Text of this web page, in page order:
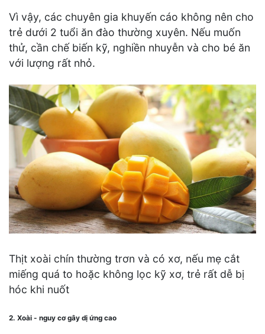
Vì vậy, các chuyên gia khuyến cáo không nên cho
trẻ dưới 2 tuổi ăn đào thường xuyên. Nếu muốn
thử, cần chế biến kỹ, nghiền nhuyễn và cho bé ăn
với lượng rất nhỏ.
Thịt xoài chín thường trơn và có xơ, nếu mẹ cắt
miếng quá to hoặc không lọc kỹ xơ, trẻ rất dễ bị
hóc khi nuốt
2. Xoài - nguy cơ gây dị ứng cao